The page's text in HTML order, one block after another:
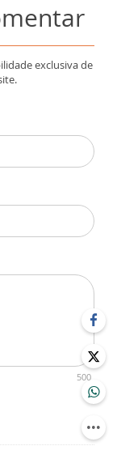
exclusiva de
500